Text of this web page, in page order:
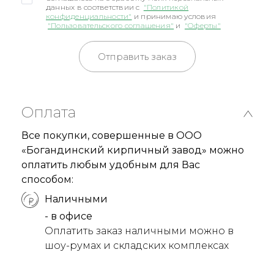
данных в соответствии с "Политикой
конфиденциальности" и принимаю условия
"Пользовательского соглашения" и "Оферты"
Отправить заказ
Оплата
Все покупки, совершенные в ООО
«Богандинский кирпичный завод» можно
оплатить любым удобным для Вас
способом:
Наличными
- в офисе
Оплатить заказ наличными можно в
шоу-румах и складских комплексах